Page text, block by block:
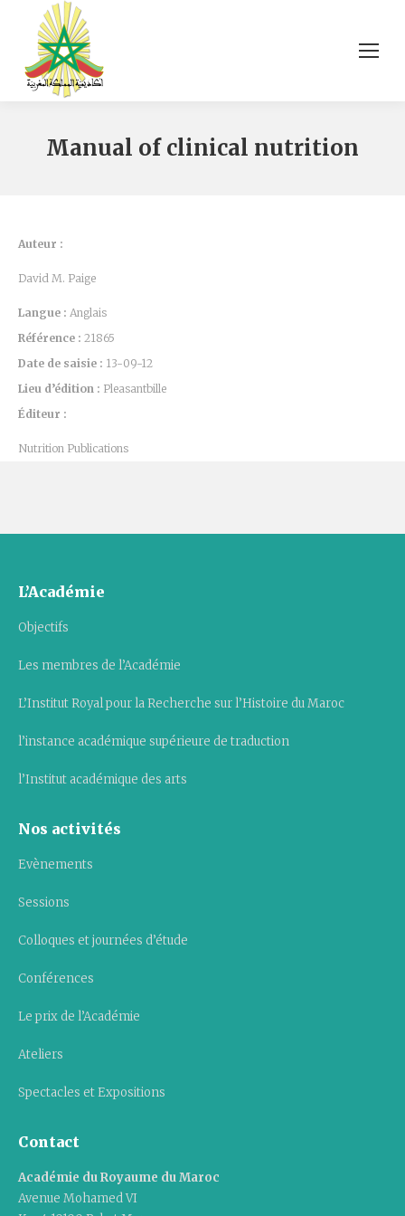
Manual of clinical nutrition
Auteur :
David M. Paige
Langue : Anglais
Référence : 21865
Date de saisie : 13-09-12
Lieu d’édition : Pleasantbille
Éditeur :
Nutrition Publications
L’Académie
Objectifs
Les membres de l’Académie
L’Institut Royal pour la Recherche sur l’Histoire du Maroc
l’instance académique supérieure de traduction
l’Institut académique des arts
Nos activités
Evènements
Sessions
Colloques et journées d’étude
Conférences
Le prix de l’Académie
Ateliers
Spectacles et Expositions
Contact
Académie du Royaume du Maroc
Avenue Mohamed VI